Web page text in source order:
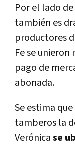
Por el lado
también es
productores
Fe se
pago de
abonada.
Se estima
tamberos la
Verónicase